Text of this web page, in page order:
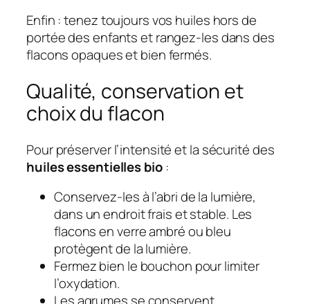
Enfin : tenez toujours vos huiles hors de
portée des enfants et rangez-les dans des
flacons opaques et bien fermés.
Qualité, conservation et
choix du flacon
Pour préserver l’intensité et la sécurité des
huiles essentielles bio:
Conservez-les à l’abri de la lumière,
dans un endroit frais et stable. Les
flacons en verre ambré ou bleu
protègent de la lumière.
Fermez bien le bouchon pour limiter
l’oxydation.